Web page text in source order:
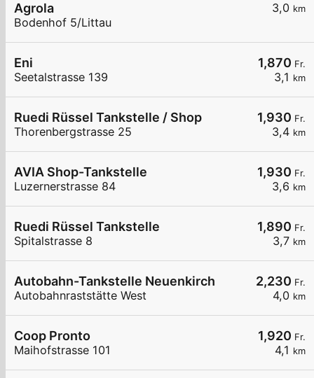
3,0 km
Agrola
Bodenhof 5/Littau
1,870 Fr.
3,1 km
Eni
Seetalstrasse 139
1,930 Fr.
3,4 km
Ruedi Rüssel Tankstelle / Shop
Thorenbergstrasse 25
1,930 Fr.
3,6 km
AVIA Shop-Tankstelle
Luzernerstrasse 84
1,890 Fr.
3,7 km
Ruedi Rüssel Tankstelle
Spitalstrasse 8
2,230 Fr.
4,0 km
Autobahn-Tankstelle Neuenkirch
Autobahnraststätte West
1,920 Fr.
4,1 km
Coop Pronto
Maihofstrasse 101